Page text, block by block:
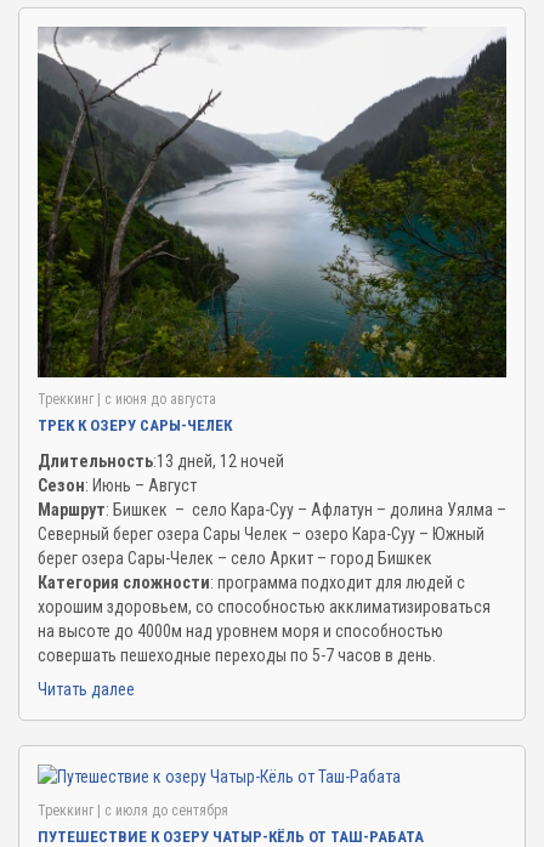
Треккинг| c июня до августа
ТРЕК К ОЗЕРУ САРЫ-ЧЕЛЕК
Длительность:13 дней, 12 ночей
Сезон: Июнь – Август
Маршрут: Бишкек – село Кара-Суу – Афлатун – долина Уялма –
Северный берег озера Сары Челек – озеро Кара-Суу – Южный
берег озера Сары-Челек – село Аркит – город Бишкек
Категория сложности: программа подходит для людей с
хорошим здоровьем, со способностью акклиматизироваться
на высоте до 4000м над уровнем моря и способностью
совершать пешеходные переходы по 5-7 часов в день.
Читать далее
Треккинг| c июля до сентября
ПУТЕШЕСТВИЕ К ОЗЕРУ ЧАТЫР-КЁЛЬ ОТ ТАШ-РАБАТА